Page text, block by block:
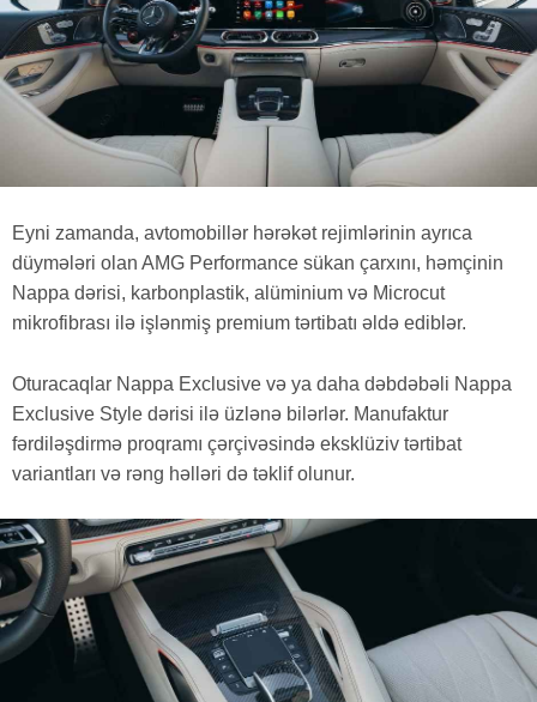
Eyni zamanda, avtomobillər hərəkət rejimlərinin ayrıca
düymələri olan AMG Performance sükan çarxını, həmçinin
Nappa dərisi, karbonplastik, alüminium və Microcut
mikrofibrası ilə işlənmiş premium tərtibatı əldə ediblər.
Oturacaqlar Nappa Exclusive və ya daha dəbdəbəli Nappa
Exclusive Style dərisi ilə üzlənə bilərlər. Manufaktur
fərdiləşdirmə proqramı çərçivəsində eksklüziv tərtibat
variantları və rəng həlləri də təklif olunur.